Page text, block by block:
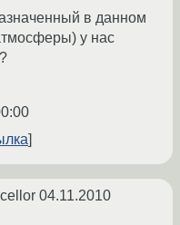
в данном
у нас
04.11.2010